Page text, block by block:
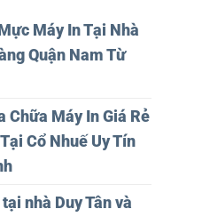
Máy In Tại Nhà
Quận Nam Từ
Chữa Máy In Giá Rẻ
Cổ Nhuế Uy Tín
nhà Duy Tân và